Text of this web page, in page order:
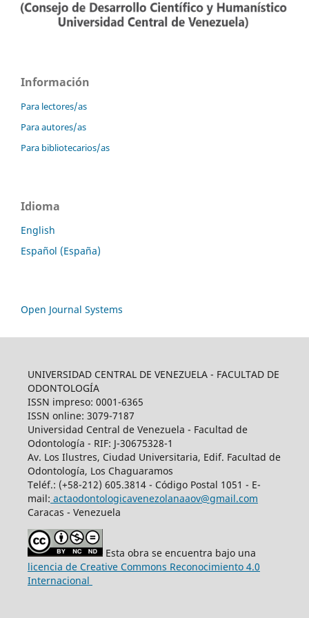
Información
Para lectores/as
Para autores/as
Para bibliotecarios/as
Idioma
English
Español (España)
Open Journal Systems
UNIVERSIDAD CENTRAL DE VENEZUELA - FACULTAD DE
ODONTOLOGÍA
ISSN impreso: 0001-6365
ISSN online: 3079-7187
Universidad Central de Venezuela - Facultad de
Odontología - RIF: J-30675328-1
Av. Los Ilustres, Ciudad Universitaria, Edif. Facultad de
Odontología, Los Chaguaramos
Teléf.: (+58-212) 605.3814 - Código Postal 1051 - E-
mail: actaodontologicavenezolanaaov@gmail.com
Caracas - Venezuela
Esta obra se encuentra bajo una
licencia de Creative Commons Reconocimiento 4.0
Internacional